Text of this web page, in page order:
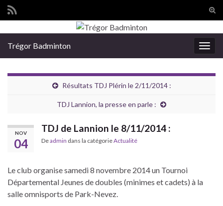
Search for:
Trégor Badminton
Résultats TDJ Plérin le 2/11/2014 :
TDJ Lannion, la presse en parle :
NOV
04
TDJ de Lannion le 8/11/2014 :
Deadmin dans la catégorieActualité
Le club organise samedi 8 novembre 2014 un Tournoi
Départemental Jeunes de doubles (minimes et cadets) à la
salle omnisports de Park-Nevez.